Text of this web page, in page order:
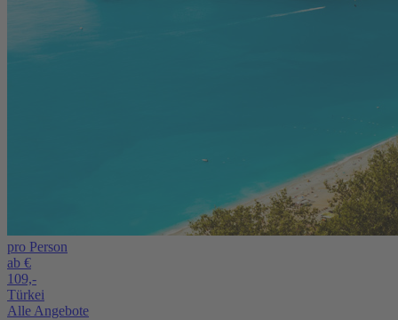
pro Person
ab €
109,-
Türkei
Alle Angebote